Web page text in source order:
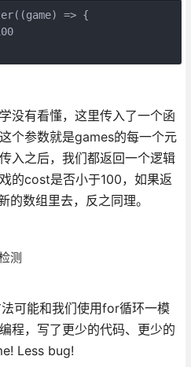
=> {
没有看懂，这里传入了一个函
个参数就是games的每一个元
入之后，我们都返回一个逻辑
的cost是否小于100，如果返
数组里去，反之同理。
测
可能和我们使用for循环一模
程，写了更少的代码、更少的
Less bug!